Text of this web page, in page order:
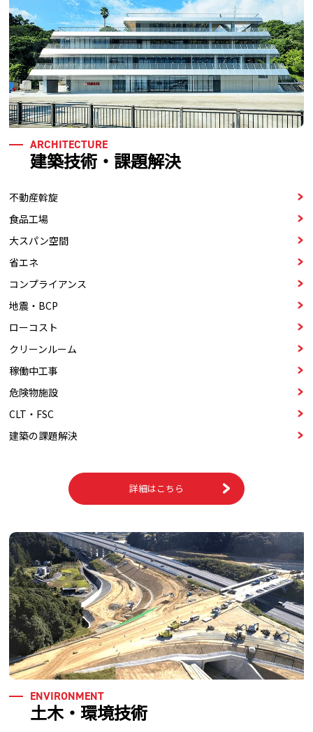
ARCHITECTURE
建築技術・課題解決
不動産斡旋
⾷品⼯場
⼤スパン空間
省エネ
コンプライアンス
地震・BCP
ローコスト
クリーンルーム
稼働中⼯事
危険物施設
CLT・FSC
建築の課題解決
詳細はこちら
ENVIRONMENT
土木・環境技術